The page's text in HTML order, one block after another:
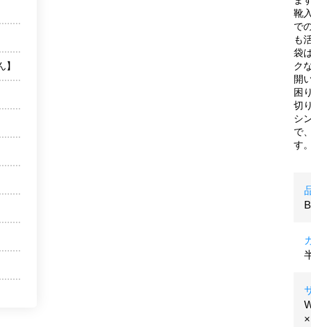
靴
で
も
袋
ク
開
困
切
シ
で
す